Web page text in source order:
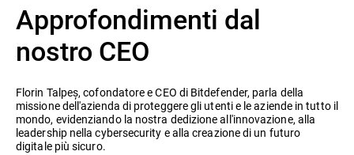
Approfondimenti dal
nostro CEO
Florin Talpeș, cofondatore e CEO di Bitdefender, parla della
missione dell'azienda di proteggere gli utenti e le aziende in tutto il
mondo, evidenziando la nostra dedizione all'innovazione, alla
leadership nella cybersecurity e alla creazione di un futuro
digitale più sicuro.